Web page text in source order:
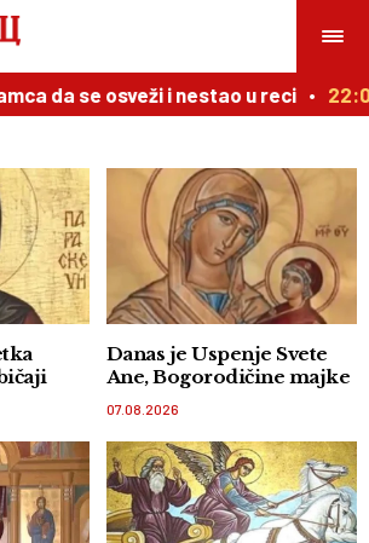
se osveži i nestao u reci 22:07
Danas je Uspenje Svete
Ane, Bogorodičine majke
07.08.2026